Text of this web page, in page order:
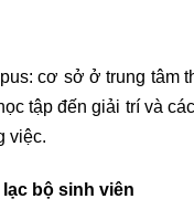
cơ sở ở trung tâm
tập đến giải trí và
việc.
bộ sinh viên